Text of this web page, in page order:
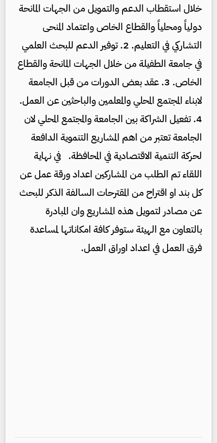
خلال استقطاب الدعم والتمويل من الجهات المانحة
دولياً ومحلياً والقطاع الخاص واعتماد المنحى
التشاركي في التعليم. 2. توفير الدعم للبحث العلمي
في جامعة الطفيلة من خلال الجهات المانحة والقطاع
الخاص. 3. عقد بعض الدورات من قبل الجامعة
لابناء المجتمع المحلي والمعلمين والباحثين عن العمل.
4. تفعيل الشراكة بين الجامعة والمجتمع المحلي لان
الجامعة تعتبر من اهم المشاريع التنموية الدافعة
لحركة التنمية الاقتصادية في المحافظة. في نهاية
اللقاء تم الطلب من المشاركين اعداد ورقة عمل عن
كل بند او اقتراح من المقترحات السالفة الذكر للبحث
عن مصادر لتمويل هذه المشاريع وان المبادرة
بالتعاون مع الهيئة ستوفر كافة امكاناتها لمساعدة
فرق العمل في اعداد اوراق العمل.